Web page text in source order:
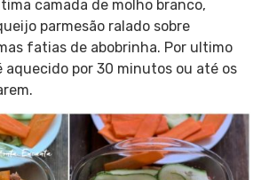
camada de molho branco,
parmesão ralado sobre
fatias de abobrinha. Por ultimo
aquecido por 30 minutos ou até os